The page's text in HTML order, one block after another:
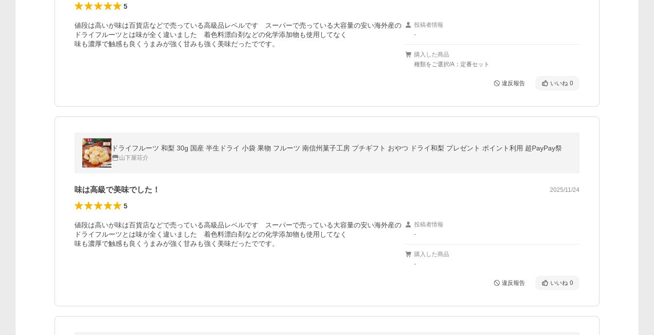
5
値段は高いが味は百貨店などで売っている高級品レベルです　スーパーで売っている大容量の安い海外産の
ドライフルーツとは味が全く違いました　着色料漂白剤などの化学添加物も使用してなく
味も濃厚で触感も良くうまみが強く甘みも強く美味だったでです。
投稿者情報
-
購入した商品
種類をご選択/A：定番セット
違反報告 いいね 0
ドライフルーツ 和梨 30g 国産 半生ドライ 小袋 果物 フルーツ 南信州菓子工房 プチギフト おやつ ドライ和梨 プレゼント ポイント利用 超PayPay祭
山下屋荘介
味は高級で美味でした！ 2025/11/24
5
値段は高いが味は百貨店などで売っている高級品レベルです　スーパーで売っている大容量の安い海外産の
ドライフルーツとは味が全く違いました　着色料漂白剤などの化学添加物も使用してなく
味も濃厚で触感も良くうまみが強く甘みも強く美味だったでです。
投稿者情報
-
購入した商品
-
違反報告 いいね 0